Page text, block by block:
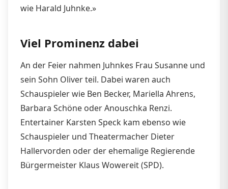
wie Harald Juhnke.»
Viel Prominenz dabei
An der Feier nahmen Juhnkes Frau Susanne und
sein Sohn Oliver teil. Dabei waren auch
Schauspieler wie Ben Becker, Mariella Ahrens,
Barbara Schöne oder Anouschka Renzi.
Entertainer Karsten Speck kam ebenso wie
Schauspieler und Theatermacher Dieter
Hallervorden oder der ehemalige Regierende
Bürgermeister Klaus Wowereit (SPD).